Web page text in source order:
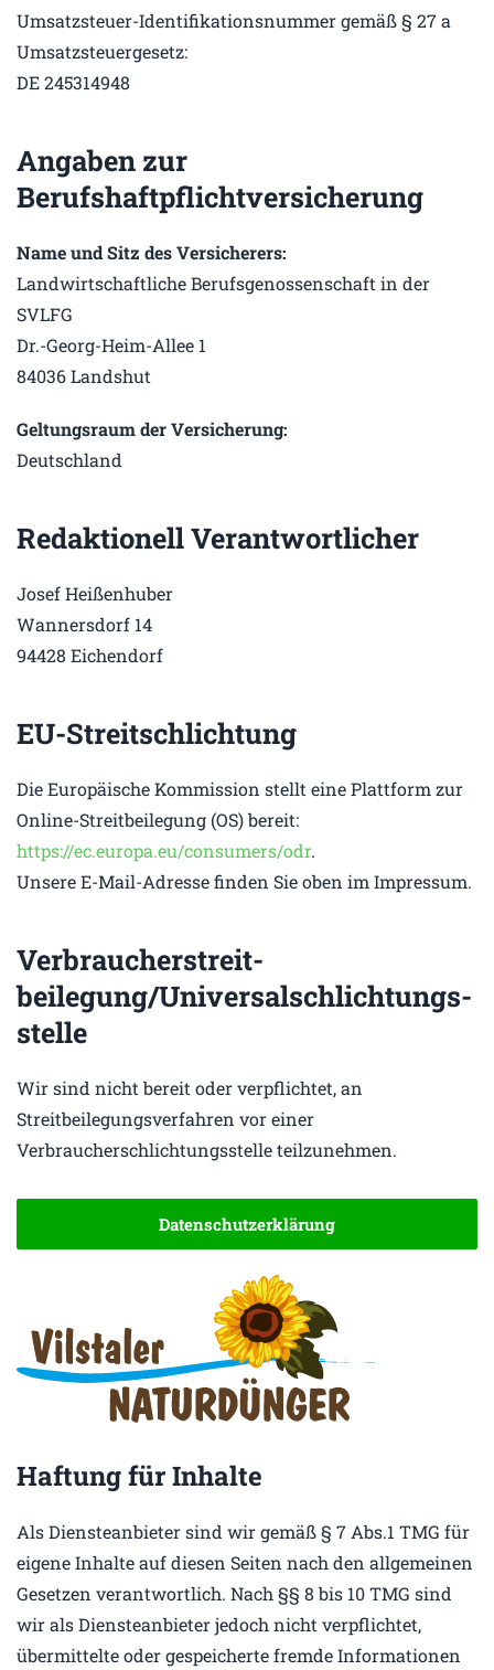
Umsatzsteuer-Identifikationsnummer gemäß § 27 a
Umsatzsteuergesetz:
DE 245314948
Angaben zur
Berufshaftpflichtversicherung
Name und Sitz des Versicherers:
Landwirtschaftliche Berufsgenossenschaft in der
SVLFG
Dr.-Georg-Heim-Allee 1
84036 Landshut
Geltungsraum der Versicherung:
Deutschland
Redaktionell Verantwortlicher
Josef Heißenhuber
Wannersdorf 14
94428 Eichendorf
EU-Streitschlichtung
Die Europäische Kommission stellt eine Plattform zur
Online-Streitbeilegung (OS) bereit:
https://ec.europa.eu/consumers/odr.
Unsere E-Mail-Adresse finden Sie oben im Impressum.
Verbraucher­streit­
beilegung/Universal­schlichtungs­
stelle
Wir sind nicht bereit oder verpflichtet, an
Streitbeilegungsverfahren vor einer
Verbraucherschlichtungsstelle teilzunehmen.
Datenschutzerklärung
Haftung für Inhalte
Als Diensteanbieter sind wir gemäß § 7 Abs.1 TMG für
eigene Inhalte auf diesen Seiten nach den allgemeinen
Gesetzen verantwortlich. Nach §§ 8 bis 10 TMG sind
wir als Diensteanbieter jedoch nicht verpflichtet,
übermittelte oder gespeicherte fremde Informationen